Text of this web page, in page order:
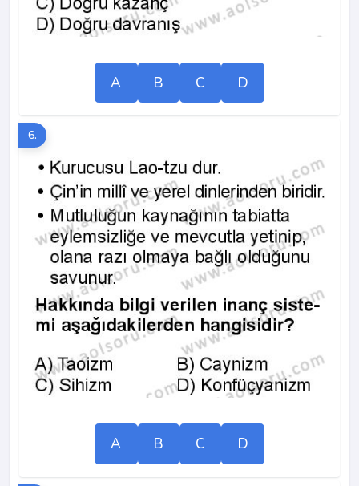
A B C D
6.
A B C D